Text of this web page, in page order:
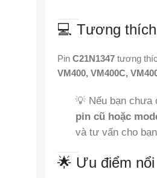
💻 Tương
Pin C21N1347 tương
VM400, VM400C,
💡 Nếu bạn chưa
pin cũ hoặc
và tư vấn cho
🌟 Ưu điểm